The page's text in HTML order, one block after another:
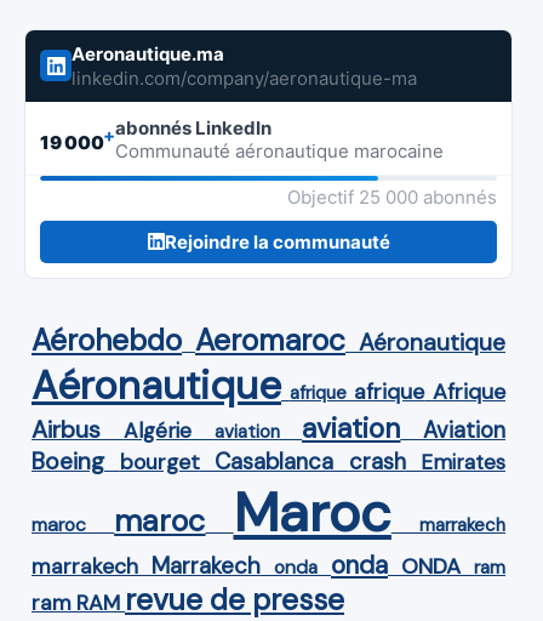
Aeronautique.ma
linkedin.com/company/aeronautique-ma
19 000+abonnés LinkedIn
Communauté aéronautique marocaine
Objectif 25 000 abonnés
Rejoindre la communauté
Aérohebdo Aeromaroc Aéronautique
Aéronautique afrique afrique Afrique
Airbus Algérie aviation aviation Aviation
Boeing bourget Casablanca crash Emirates
maroc maroc Maroc marrakech
marrakech Marrakech onda onda ONDA ram
ram RAM revue de presse